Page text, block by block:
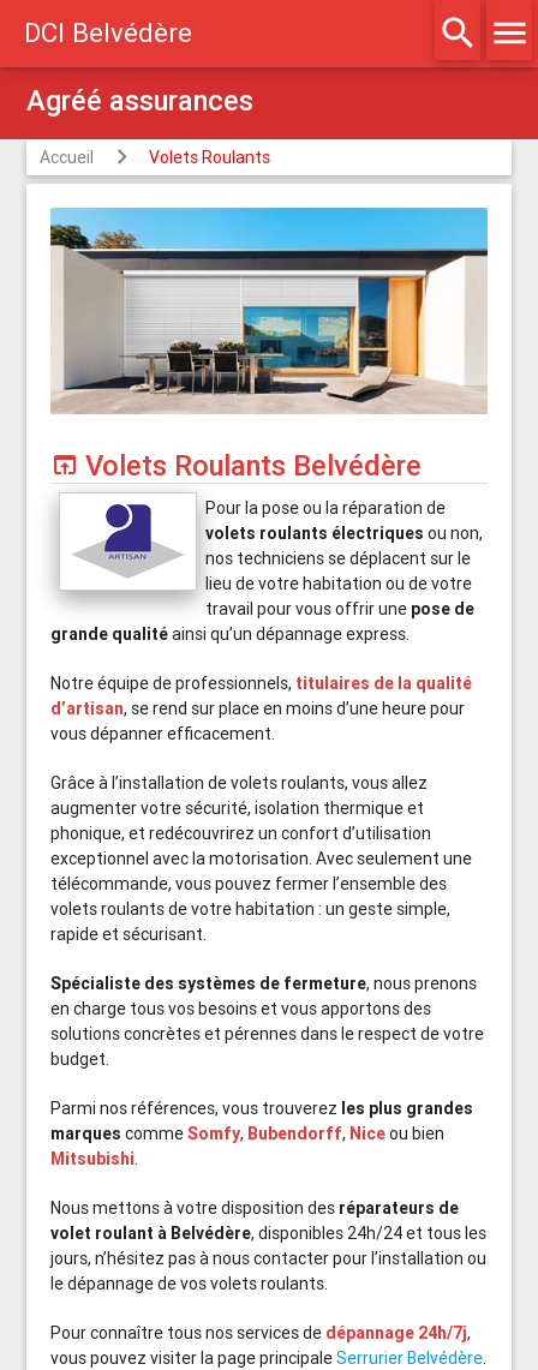
DCI Belvédère search menu
Agréé assurances
Accueil Volets Roulants
open_in_browser Volets Roulants Belvédère
Pour la pose ou la réparation de
volets roulants électriques ou non,
nos techniciens se déplacent sur le
lieu de votre habitation ou de votre
travail pour vous offrir une pose de
grande qualitéainsi qu’un dépannage express.
Notre équipe de professionnels, titulaires de la qualité
d’artisan, se rend sur place en moins d’une heure pour
vous dépanner efficacement.
Grâce à l’installation de volets roulants, vous allez
augmenter votre sécurité, isolation thermique et
phonique, et redécouvrirez un confort d’utilisation
exceptionnel avec la motorisation. Avec seulement une
télécommande, vous pouvez fermer l’ensemble des
volets roulants de votre habitation : un geste simple,
rapide et sécurisant.
Spécialiste des systèmes de fermeture, nous prenons
en charge tous vos besoins et vous apportons des
solutions concrètes et pérennes dans le respect de votre
budget.
Parmi nos références, vous trouverez les plus grandes
marques commeSomfy, Bubendorff, Niceou bien
Mitsubishi.
Nous mettons à votre disposition des réparateurs de
volet roulant à Belvédère, disponibles 24h/24 et tous les
jours, n’hésitez pas à nous contacter pour l’installation ou
le dépannage de vos volets roulants.
Pour connaître tous nos services de dépannage 24h/7j,
vous pouvez visiter la page principaleSerrurier Belvédère.